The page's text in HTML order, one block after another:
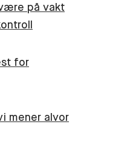
på vakt
for
mener alvor